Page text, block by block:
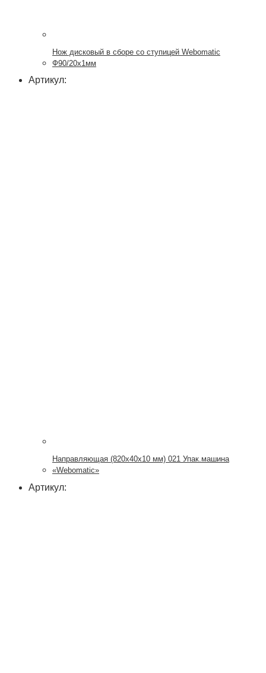
Нож дисковый в сборе со ступицей Webomatic
Ф90/20х1мм
Артикул:
Направляющая (820х40х10 мм) 021 Упак.машина
«Webomatic»
Артикул: